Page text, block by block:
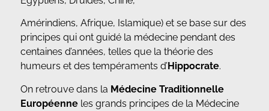
Amérindiens, Afrique, Islamique) et se base sur des
principes qui ont guidé la médecine pendant des
centaines d’années, telles que la théorie des
humeurs et des tempéraments d’ Hippocrate.
On retrouve dans la Médecine Traditionnelle
Européenne les grands principes de la Médecine